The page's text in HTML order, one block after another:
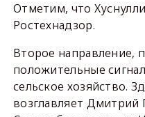
Отметим, что
Ростехнадзор.
Второе направление,
положительные
сельское хозяйство.
возглавляет Дмитрий